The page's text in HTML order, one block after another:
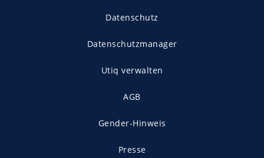
Datenschutz
Datenschutzmanager
Utiq verwalten
AGB
Gender-Hinweis
Presse